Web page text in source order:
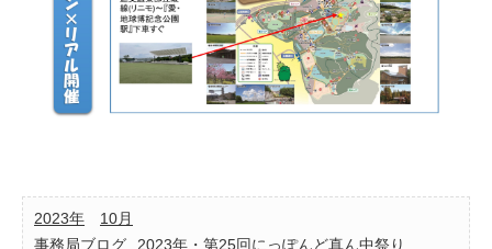
2023年
10月
事務局ブログ
2023年・第25回にっぽんど真ん中祭り